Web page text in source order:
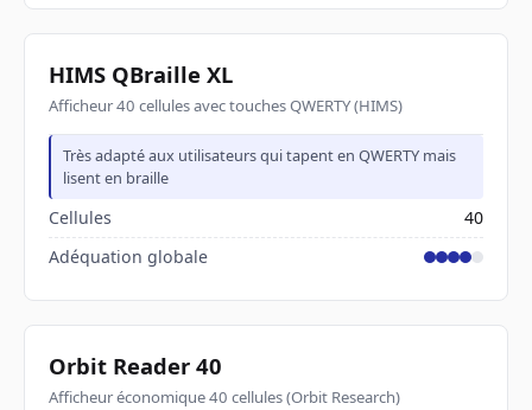
HIMS QBraille XL
Afficheur 40 cellules avec touches QWERTY (HIMS)
Très adapté aux utilisateurs qui tapent en QWERTY mais
lisent en braille
Cellules
40
Adéquation globale
Orbit Reader 40
Afficheur économique 40 cellules (Orbit Research)